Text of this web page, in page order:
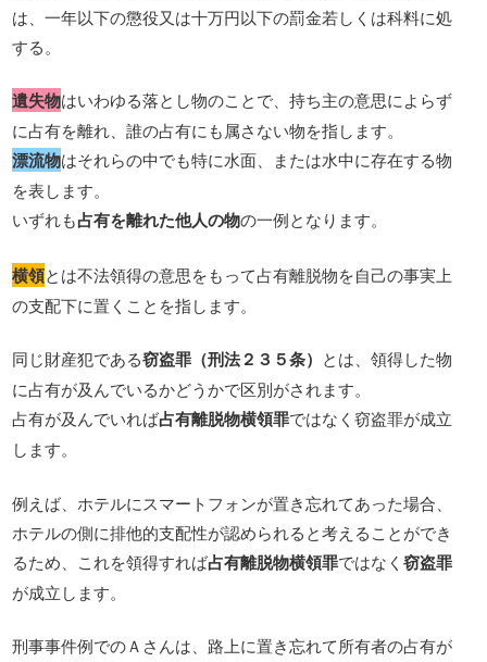
は、一年以下の懲役又は十万円以下の罰金若しくは科料に処
する。
遺失物はいわゆる落とし物のことで、持ち主の意思によらず
に占有を離れ、誰の占有にも属さない物を指します。
漂流物はそれらの中でも特に水面、または水中に存在する物
を表します。
いずれも占有を離れた他人の物の一例となります。
横領とは不法領得の意思をもって占有離脱物を自己の事実上
の支配下に置くことを指します。
同じ財産犯である窃盗罪（刑法２３５条） とは、領得した物
に占有が及んでいるかどうかで区別がされます。
占有が及んでいれば占有離脱物横領罪ではなく窃盗罪が成立
します。
例えば、ホテルにスマートフォンが置き忘れてあった場合、
ホテルの側に排他的支配性が認められると考えることができ
るため、これを領得すれば占有離脱物横領罪ではなく窃盗罪
が成立します。
刑事事件例でのＡさんは、路上に置き忘れて所有者の占有が